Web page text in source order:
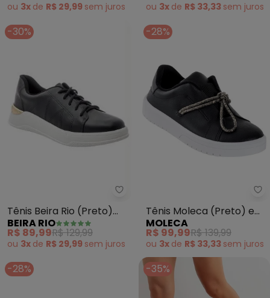
ou 3x de R$ 29,99 sem juros ou 3x de R$ 33,33 sem juros
-30%
Beira Rio - Tênis Beira Rio
Tênis Beira Rio (Preto)
em Sintético
BEIRA RIO
R$ 89,99R$ 129,99
ou 3x de R$ 29,99 sem juros
-28%
Tênis Moleca (Preto) em
Sintético
MOLECA
R$ 99,99R$ 139,99
ou 3x de R$ 33,33 sem juros
-28% -35%